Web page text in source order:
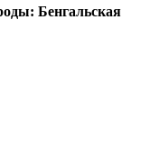
Бенгальская